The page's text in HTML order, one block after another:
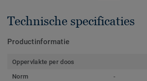
Technische specificaties
Productinformatie
Oppervlakte per doos
Norm
-